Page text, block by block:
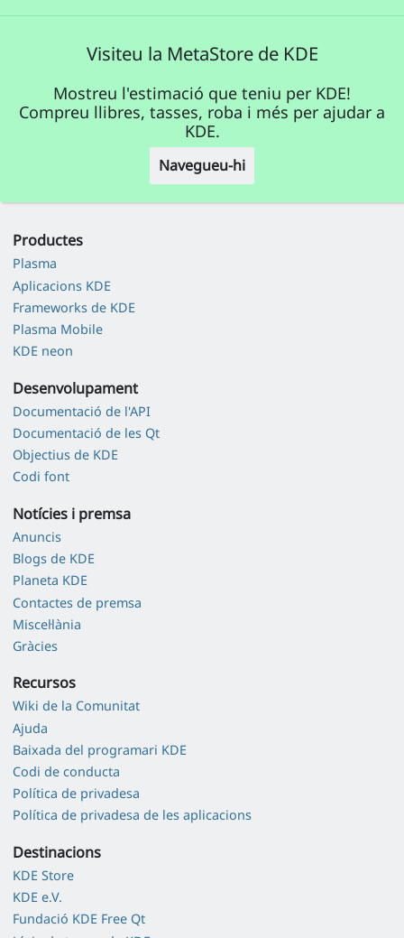
Visiteu la MetaStore de KDE
Mostreu l'estimació que teniu per KDE!
Compreu llibres, tasses, roba i més per ajudar a
KDE.
Navegueu-hi
Productes
Plasma
Aplicacions KDE
Frameworks de KDE
Plasma Mobile
KDE neon
Desenvolupament
Documentació de l'API
Documentació de les Qt
Objectius de KDE
Codi font
Notícies i premsa
Anuncis
Blogs de KDE
Planeta KDE
Contactes de premsa
Miscel·lània
Gràcies
Recursos
Wiki de la Comunitat
Ajuda
Baixada del programari KDE
Codi de conducta
Política de privadesa
Política de privadesa de les aplicacions
Destinacions
KDE Store
KDE e.V.
Fundació KDE Free Qt